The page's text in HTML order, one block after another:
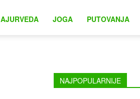
AJURVEDA JOGA PUTOVANJA
NAJPOPULARNIJE